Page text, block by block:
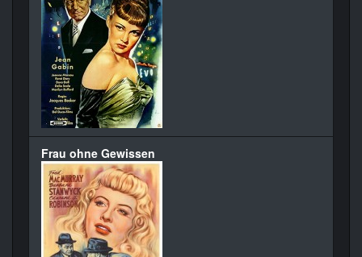
Frau ohne Gewissen